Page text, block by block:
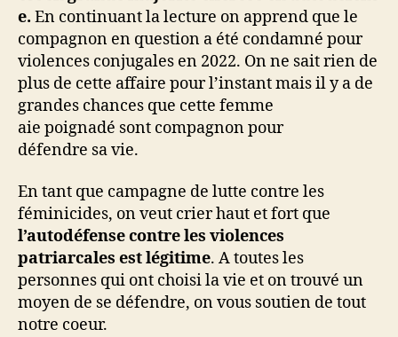
e. En continuant la lecture on apprend que le
compagnon en question a été condamné pour
violences conjugales en 2022. On ne sait rien de
plus de cette affaire pour l’instant mais il y a de
grandes chances que cette femme
aie poignadé sont compagnon pour
défendre sa vie.
En tant que campagne de lutte contre les
féminicides, on veut crier haut et fort que
l’autodéfense contre les violences
patriarcales est légitime. A toutes les
personnes qui ont choisi la vie et on trouvé un
moyen de se défendre, on vous soutien de tout
notre coeur.